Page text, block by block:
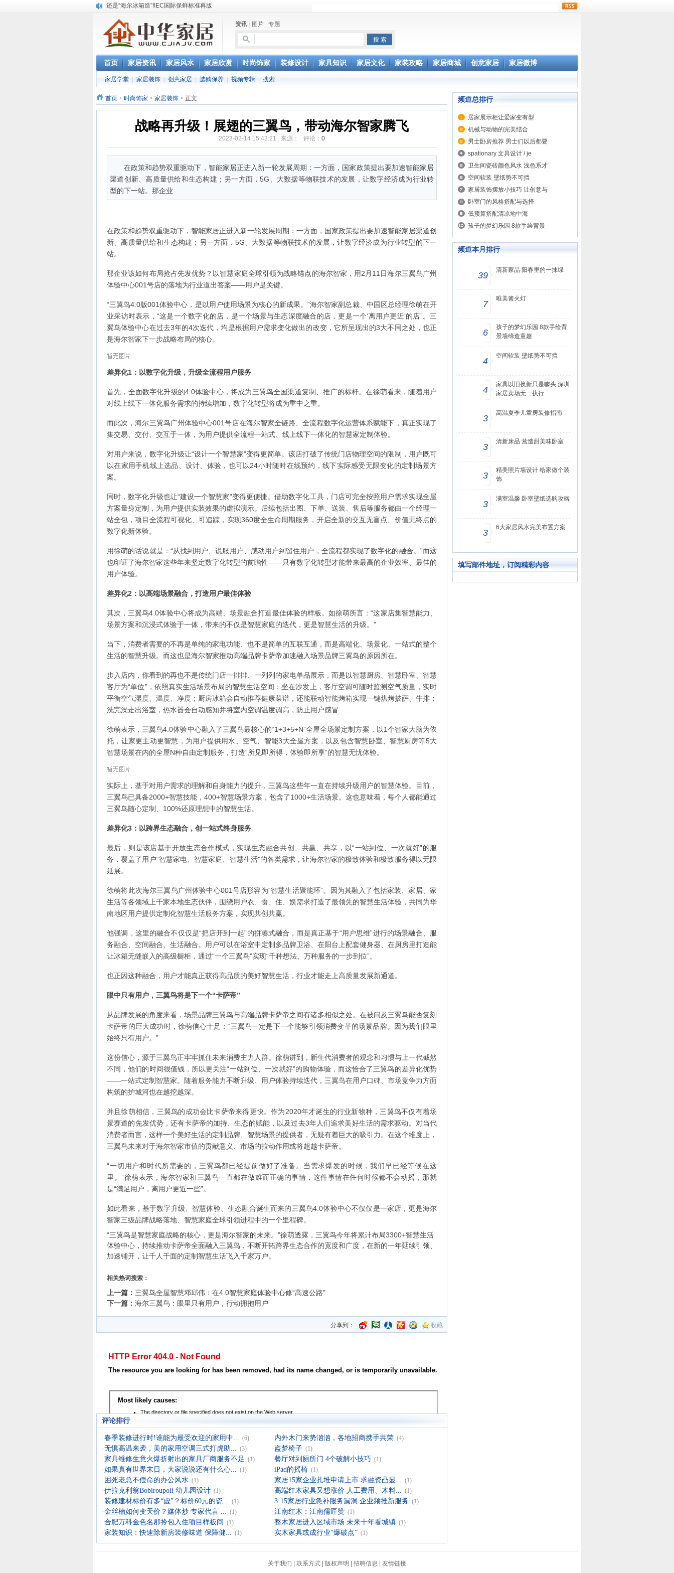
还是“海尔冰箱造”!IEC国际保鲜标准再版
您办公家具的贴心管家——北京办公家具网办公家具维修服务部成立
淇盈朗月家具中对五行思想的运用
北京淇盈朗月家具有限公司打造赢胜品牌五行风水家具
资讯 图片 专题
首页 家居资讯 家居风水 家居欣赏 时尚饰家 装修设计 家具知识 家居文化 家装攻略 家居商城 创意家居 家居微博
家居学堂 家居装饰 创意家居 选购保养 视频专辑 搜索
首页 > 时尚饰家 > 家居装饰 > 正文
战略再升级！展翅的三翼鸟，带动海尔智家腾飞
2023-02-14 15:43:21 来源： 评论： 0
在政策和趋势双重驱动下，智能家居正进入新一轮发展周期：一方面，国家政策提出要加速智能家居
渠道创新、高质量供给和生态构建；另一方面，5G、大数据等物联技术的发展，让数字经济成为行业转
型的下一站。那企业
在政策和趋势双重驱动下，智能家居正进入新一轮发展周期：一方面，国家政策提出要加速智能家居渠道创
新、高质量供给和生态构建；另一方面，5G、大数据等物联技术的发展，让数字经济成为行业转型的下一
站。
那企业该如何布局抢占先发优势？以智慧家庭全球引领为战略锚点的海尔智家，用2月11日海尔三翼鸟广州
体验中心001号店的落地为行业道出答案——用户是关键。
“三翼鸟4.0版001体验中心，是以用户使用场景为核心的新成果。”海尔智家副总裁、中国区总经理徐萌在开
业采访时表示，“这是一个数字化的店，是一个场景与生态深度融合的店，更是一个‘离用户更近’的店”。三
翼鸟体验中心在过去3年的4次迭代，均是根据用户需求变化做出的改变，它所呈现出的3大不同之处，也正
是海尔智家下一步战略布局的核心。
差异化1：以数字化升级，升级全流程用户服务
首先，全面数字化升级的4.0体验中心，将成为三翼鸟全国渠道复制、推广的标杆。在徐萌看来，随着用户
对线上线下一体化服务需求的持续增加，数字化转型将成为重中之重。
而此次，海尔三翼鸟广州体验中心001号店在海尔智家全链路、全流程数字化运营体系赋能下，真正实现了
集交易、交付、交互于一体，为用户提供全流程一站式、线上线下一体化的智慧家定制体验。
对用户来说，数字化升级让“设计一个智慧家”变得更简单。该店打破了传统门店物理空间的限制，用户既可
以在家用手机线上选品、设计、体验，也可以24小时随时在线预约，线下实际感受无限变化的定制场景方
案。
同时，数字化升级也让“建设一个智慧家”变得更便捷。借助数字化工具，门店可完全按照用户需求实现全屋
方案量身定制，为用户提供实装效果的虚拟演示。后续包括出图、下单、送装、售后等服务都由一个经理一
站全包，项目全流程可视化、可追踪，实现360度全生命周期服务，开启全新的交互无盲点、价值无终点的
数字化新体验。
用徐萌的话说就是：“从找到用户、说服用户、感动用户到留住用户，全流程都实现了数字化的融合。”而这
也印证了海尔智家这些年来坚定数字化转型的前瞻性——只有数字化转型才能带来最高的企业效率、最佳的
用户体验。
差异化2：以高端场景融合，打造用户最佳体验
其次，三翼鸟4.0体验中心将成为高端、场景融合打造最佳体验的样板。如徐萌所言：“这家店集智慧能力、
场景方案和沉浸式体验于一体，带来的不仅是智慧家庭的迭代，更是智慧生活的升级。”
当下，消费者需要的不再是单纯的家电功能、也不是简单的互联互通，而是高端化、场景化、一站式的整个
生活的智慧升级。而这也是海尔智家推动高端品牌卡萨帝加速融入场景品牌三翼鸟的原因所在。
步入店内，你看到的再也不是传统门店一排排、一列列的家电单品展示，而是以智慧厨房、智慧卧室、智慧
客厅为“单位”，依照真实生活场景布局的智慧生活空间：坐在沙发上，客厅空调可随时监测空气质量，实时
平衡空气湿度、温度、净度；厨房冰箱会自动推荐健康菜谱，还能联动智能烤箱实现一键烘烤披萨、牛排；
洗完澡走出浴室，热水器会自动感知并将室内空调温度调高，防止用户感冒……
徐萌表示，三翼鸟4.0体验中心融入了三翼鸟最核心的“1+3+5+N”全屋全场景定制方案，以1个智家大脑为依
托，让家更主动更智慧，为用户提供用水、空气、智能3大全屋方案，以及包含智慧卧室、智慧厨房等5大
智慧场景在内的全屋N种自由定制服务，打造“所见即所得，体验即所享”的智慧无忧体验。
实际上，基于对用户需求的理解和自身能力的提升，三翼鸟这些年一直在持续升级用户的智慧体验。目前，
三翼鸟已具备2000+智慧技能，400+智慧场景方案，包含了1000+生活场景。这也意味着，每个人都能通过
三翼鸟随心定制、100%还原理想中的智慧生活。
差异化3：以跨界生态融合，创一站式终身服务
最后，则是该店基于开放生态合作模式，实现生态融合共创、共赢、共享，以“一站到位、一次就好”的服
务，覆盖了用户“智慧家电、智慧家庭、智慧生活”的各类需求，让海尔智家的极致体验和极致服务得以无限
延展。
徐萌将此次海尔三翼鸟广州体验中心001号店形容为“智慧生活聚能环”。因为其融入了包括家装、家居、家
生活等各领域上千家本地生态伙伴，围绕用户衣、食、住、娱需求打造了最领先的智慧生活体验，共同为华
南地区用户提供定制化智慧生活服务方案，实现共创共赢。
他强调，这里的融合不仅仅是“把店开到一起”的拼凑式融合，而是真正基于“用户思维”进行的场景融合、服
务融合、空间融合、生活融合。用户可以在浴室中定制多品牌卫浴、在阳台上配套健身器、在厨房里打造能
让冰箱无缝嵌入的高级橱柜，通过“一个三翼鸟”实现“千种想法、万种服务的一步到位”。
也正因这种融合，用户才能真正获得高品质的美好智慧生活，行业才能走上高质量发展新通道。
眼中只有用户，三翼鸟将是下一个“卡萨帝”
从品牌发展的角度来看，场景品牌三翼鸟与高端品牌卡萨帝之间有诸多相似之处。在被问及三翼鸟能否复刻
卡萨帝的巨大成功时，徐萌信心十足：“三翼鸟一定是下一个能够引领消费变革的场景品牌。因为我们眼里
始终只有用户。”
这份信心，源于三翼鸟正牢牢抓住未来消费主力人群。徐萌讲到，新生代消费者的观念和习惯与上一代截然
不同，他们的时间很值钱，所以更关注“一站到位、一次就好”的购物体验，而这恰合了三翼鸟的差异化优势
——一站式定制智慧家。随着服务能力不断升级、用户体验持续迭代，三翼鸟在用户口碑、市场竞争力方面
构筑的护城河也在越挖越深。
并且徐萌相信，三翼鸟的成功会比卡萨帝来得更快。作为2020年才诞生的行业新物种，三翼鸟不仅有着场
景赛道的先发优势，还有卡萨帝的加持、生态的赋能，以及过去3年人们追求美好生活的需求驱动。对当代
消费者而言，这样一个美好生活的定制品牌、智慧场景的提供者，无疑有着巨大的吸引力。在这个维度上，
三翼鸟未来对于海尔智家市值的贡献意义、市场的拉动作用或将超越卡萨帝。
“一切用户和时代所需要的，三翼鸟都已经提前做好了准备。当需求爆发的时候，我们早已经等候在这
里。”徐萌表示，海尔智家和三翼鸟一直都在做难而正确的事情，这件事情在任何时候都不会动摇，那就
是“满足用户，离用户更近一些”。
如此看来，基于数字升级、智慧体验、生态融合诞生而来的三翼鸟4.0体验中心不仅仅是一家店，更是海尔
智家三级品牌战略落地、智慧家庭全球引领进程中的一个里程碑。
“三翼鸟是智慧家庭战略的核心，更是海尔智家的未来。”徐萌透露，三翼鸟今年将累计布局3300+智慧生活
体验中心，持续推动卡萨帝全面融入三翼鸟，不断开拓跨界生态合作的宽度和广度，在新的一年延续引领、
加速铺开，让千人千面的定制智慧生活飞入千家万户。
相关热词搜索：
上一篇： 三翼鸟全屋智慧邓邱伟：在4.0智慧家庭体验中心修“高速公路”
下一篇： 海尔三翼鸟：眼里只有用户，行动拥抱用户
分享到： 收藏
评论排行
·春季装修进行时!谁能为最受欢迎的家用中... (6) · 内外木门来势汹汹，各地招商携手共荣 (4)
·无惧高温来袭，美的家用空调三式打虎助... (3) · 盗梦椅子 (1)
·家具维修生意火爆折射出的家具厂商服务不足 (1) ·餐厅对到厕所门 4个破解小技巧 (1)
·如果真有世界末日，大家说说还有什么心... (1) ·iPad的摇椅 (1)
· 困死老总不偿命的办公风水 (1) ·家居15家企业扎堆申请上市 求融资凸显... (1)
·伊拉克利翁Bobiroupoli 幼儿园设计 (1) ·高端红木家具又想涨价 人工费用、木料... (1)
·装修建材标价有多“虚”？标价60元的瓷... (1) ·3·15家居行业急补服务漏洞 企业频推新服务 (1)
·金丝楠如何变天价？媒体炒 专家代言 ... (1) ·江南红木：江南儒匠赞 (1)
·合肥万科金色名郡拎包入住项目样板间 (1) ·整木家居进入区域市场 未来十年看城镇 (1)
·家装知识：快速除新房装修味道 保障健... (1) ·实木家具或成行业“爆破点” (1)
频道总排行
居家展示柜让爱家变有型
机械与动物的完美结合
男士卧房推荐 男士们以后都要
spationary 文具设计 / je
卫生间瓷砖颜色风水 浅色系才
空间软装 壁纸势不可挡
家居装饰摆放小技巧 让创意与
卧室门的风格搭配与选择
低预算搭配清凉地中海
孩子的梦幻乐园 8款手绘背景
频道本月排行
39
清新家品 阳春里的一抹绿
7
唯美篝火灯
6
孩子的梦幻乐园 8款手绘背
景墙缔造童趣
4
空间软装 壁纸势不可挡
4
家具以旧换新只是噱头 深圳
家居卖场无一执行
3
高温夏季儿童房装修指南
3
清新床品 营造甜美味卧室
3
精美照片墙设计 给家做个装
饰
3
满室温馨 卧室壁纸选购攻略
3
6大家居风水完美布置方案
填写邮件地址，订阅精彩内容
关于我们 联系方式 版权声明 招聘信息 友情链接